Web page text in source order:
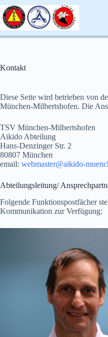
Zum
Inhalt
springen
Kontakt
Diese Seite wird betrieben von
München-Milbertshofen. Die
TSV München-Milbertshofen
Aikido Abteilung
Hans-Denzinger Str. 2
80807 München
email: webmaster@aikido-
Abteilungsleitung/
Folgende Funktionspostfächer
Kommunikation zur Verfügung: